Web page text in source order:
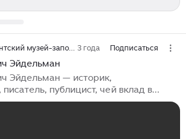
3 года Подписаться
Эйдельман
Эйдельман — историк,
публицист, чей вклад в
ХХ века трудно